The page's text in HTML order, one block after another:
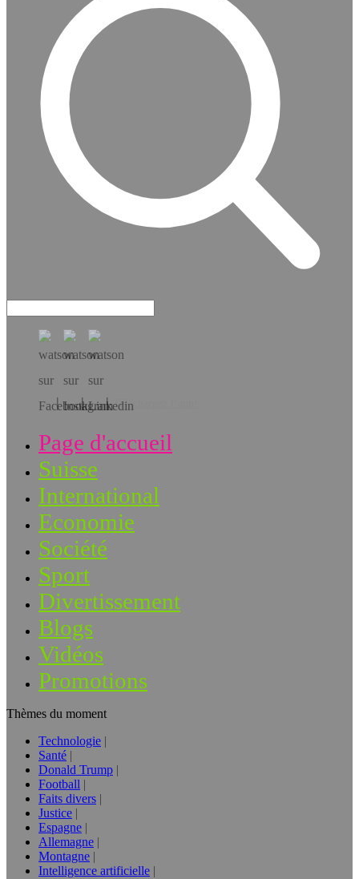
Téléchargez l’app!
Page d'accueil
Suisse
International
Economie
Société
Sport
Divertissement
Blogs
Vidéos
Promotions
Thèmes du moment
Technologie
Santé
Donald Trump
Football
Faits divers
Justice
Espagne
Allemagne
Montagne
Intelligence artificielle